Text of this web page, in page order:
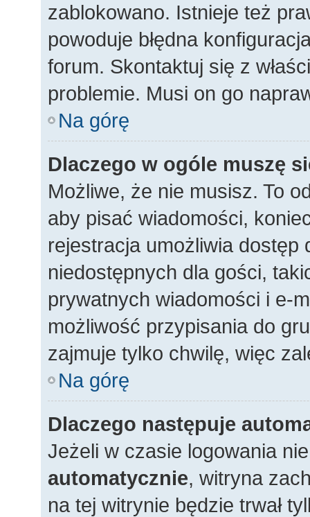
zablokowano. Istnieje też
powoduje błędna
forum. Skontaktuj się z
problemie. Musi on go
Na górę
Dlaczego w ogóle muszę
Możliwe, że nie musisz. To
aby pisać wiadomości,
rejestracja umożliwia dostęp
niedostępnych dla gości,
prywatnych wiadomości i e-
możliwość przypisania do
zajmuje tylko chwilę, więc
Na górę
Dlaczego następuje
Jeżeli w czasie logowania
automatycznie, witryna
na tej witrynie będzie trwał